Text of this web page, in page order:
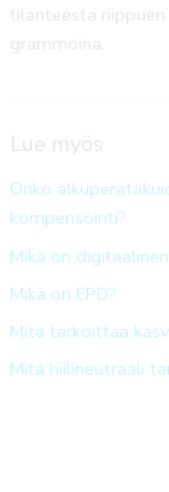
tilanteesta
grammoina.
Lue myös
Onko
kompensointi?
Mikä on
Mikä on EPD?
Mitä tarkoittaa
Mitä hiilineutraali